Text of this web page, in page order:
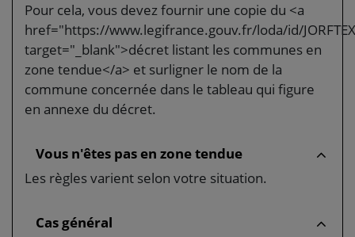
Pour cela, vous devez fournir une copie du <a
href="https://www.legifrance.gouv.fr/loda/id/
target="_blank">décret listant les communes en
zone tendue</a> et surligner le nom de la
commune concernée dans le tableau qui figure
en annexe du décret.
Vous n'êtes pas en zone tendue
Les règles varient selon votre situation.
Cas général